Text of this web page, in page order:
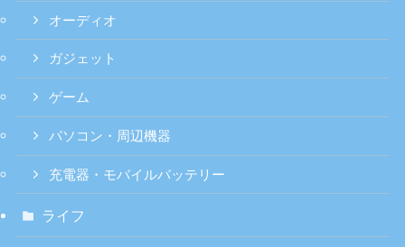
オーディオ
ガジェット
ゲーム
パソコン・周辺機器
充電器・モバイルバッテリー
ライフ